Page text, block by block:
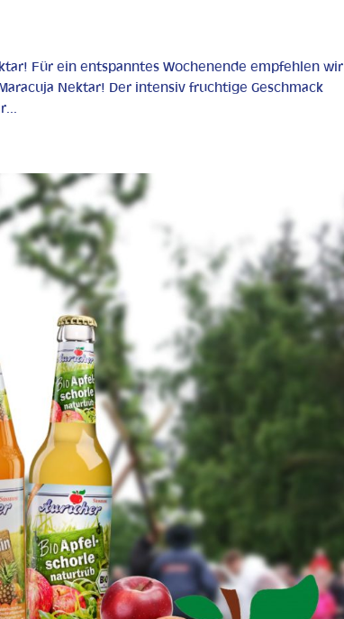
Für ein entspanntes Wochenende empfehlen wir
Nektar! Der intensiv fruchtige Geschmack